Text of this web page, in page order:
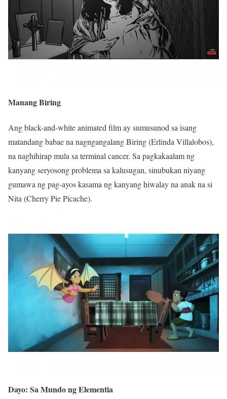
Manang Biring
Ang black-and-white animated film ay sumusunod sa isang
matandang babae na nagngangalang Biring (Erlinda Villalobos),
na naghihirap mula sa terminal cancer. Sa pagkakaalam ng
kanyang seryosong problema sa kalusugan, sinubukan niyang
gumawa ng pag-ayos kasama ng kanyang hiwalay na anak na si
Nita (Cherry Pie Picache).
Dayo: Sa Mundo ng Elementia